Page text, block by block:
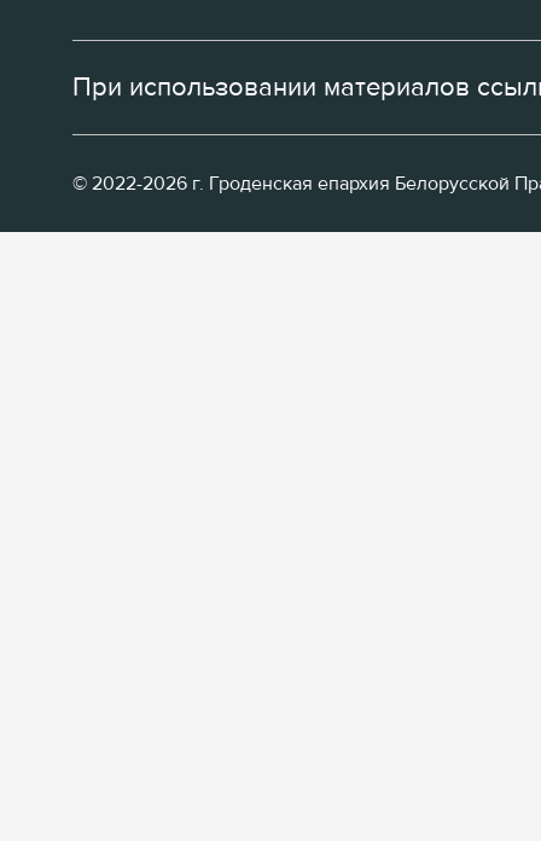
При использовании материалов
© 2022-2026 г. Гроденская епархия Белорусской